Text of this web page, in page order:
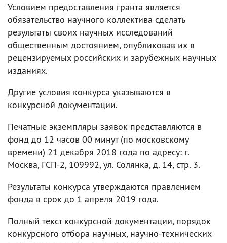
Условием предоставления гранта является
обязательство научного коллектива сделать
результаты своих научных исследований
общественным достоянием, опубликовав их в
рецензируемых российских и зарубежных научных
изданиях.
Другие условия конкурса указываются в
конкурсной документации.
Печатные экземпляры заявок представляются в
фонд до 12 часов 00 минут (по московскому
времени) 21 декабря 2018 года по адресу: г.
Москва, ГСП-2, 109992, ул. Солянка, д. 14, стр. 3.
Результаты конкурса утверждаются правлением
фонда в срок до 1 апреля 2019 года.
Полный текст конкурсной документации, порядок
конкурсного отбора научных, научно-технических